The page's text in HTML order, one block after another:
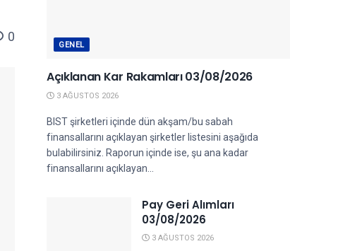
0
GENEL
Açıklanan Kar Rakamları 03/08/2026
3 AĞUSTOS 2026
BIST şirketleri içinde dün akşam/bu sabah
finansallarını açıklayan şirketler listesini aşağıda
bulabilirsiniz. Raporun içinde ise, şu ana kadar
finansallarını açıklayan...
Pay Geri Alımları
03/08/2026
3 AĞUSTOS 2026